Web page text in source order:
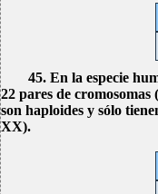
45. En la especie
22 pares de cromosomas
son haploides y sólo
XX).